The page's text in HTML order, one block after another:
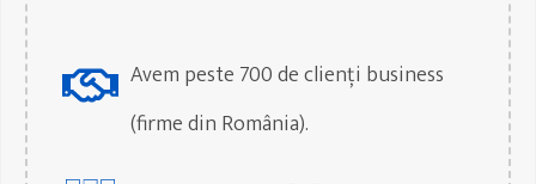
Avem peste 700 de clienți business
(firme din România).